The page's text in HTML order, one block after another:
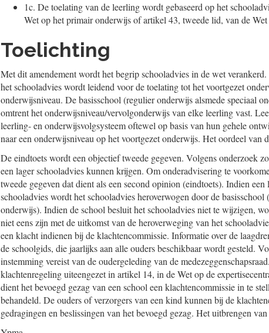
1c. De toelating van de leerling wordt gebaseerd op het
Wet op het primair onderwijs of artikel 43, tweede lid, van de Wet
Toelichting
Met dit amendement wordt het begrip schooladvies in de wet
het schooladvies wordt leidend voor de toelating tot het voortgezet
onderwijsniveau. De basisschool (regulier onderwijs alsmede speciaal
omtrent het onderwijsniveau/vervolgonderwijs van elke leerling vast.
leerling- en onderwijsvolgsysteem oftewel op basis van hun gehele
naar een onderwijsniveau op het voortgezet onderwijs. Het oordeel van
De eindtoets wordt een objectief tweede gegeven. Volgens onderzoek
een lager schooladvies kunnen krijgen. Om onderadvisering te
tweede gegeven dat dient als een second opinion (eindtoets). Indien
schooladvies wordt het schooladvies heroverwogen door de
onderwijs). Indien de school besluit het schooladvies niet te wijzigen,
niet eens zijn met de uitkomst van de heroverweging van het
een klacht indienen bij de klachtencommissie. Informatie over de
de schoolgids, die jaarlijks aan alle ouders beschikbaar wordt gesteld.
instemming vereist van de oudergeleding van de
klachtenregeling uiteengezet in artikel 14, in de Wet op de
dient het bevoegd gezag van een school een klachtencommissie in te
behandeld. De ouders of verzorgers van een kind kunnen bij de
gedragingen en beslissingen van het bevoegd gezag. Het uitbrengen